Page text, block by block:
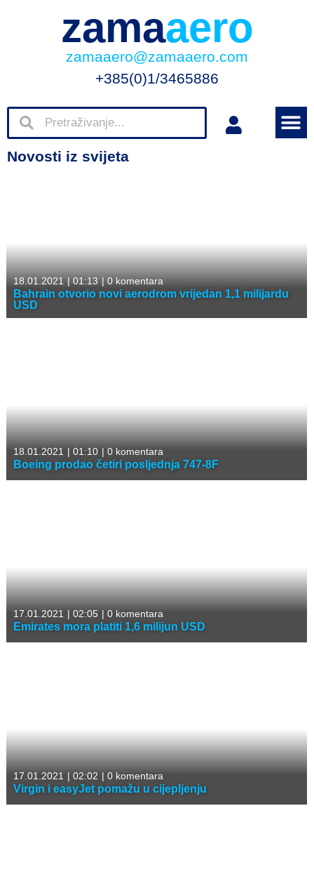
zamaaero
zamaaero@zamaaero.com
+385(0)1/3465886
Novosti iz svijeta
18.01.2021 |01:13 |0 komentara
Bahrain otvorio novi aerodrom vrijedan 1,1 milijardu
USD
18.01.2021 | 01:10 | 0 komentara
Boeing prodao četiri posljednja 747-8F
17.01.2021 | 02:05 | 0 komentara
Emirates mora platiti 1,6 milijun USD
17.01.2021 | 02:02 | 0 komentara
Virgin i easyJet pomažu u cijepljenju